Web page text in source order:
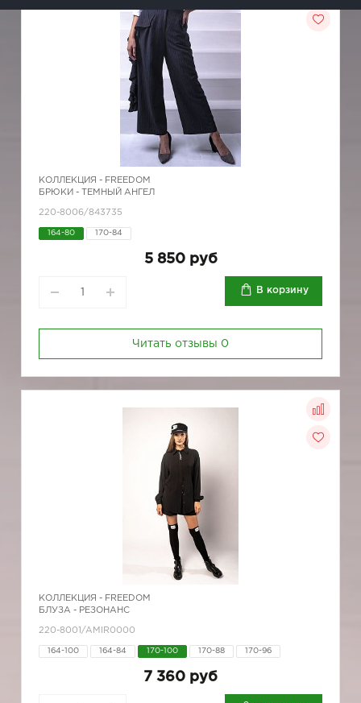
КОЛЛЕКЦИЯ - FREEDOM
БРЮКИ - ТЕМНЫЙ АНГЕЛ
220-8006/843735
164-80 170-84
5 850 руб
В корзину
Читать отзывы 0
КОЛЛЕКЦИЯ - FREEDOM
БЛУЗА - РЕЗОНАНС
220-8001/AMIR0000
164-100 164-84 170-100 170-88 170-96
7 360 руб